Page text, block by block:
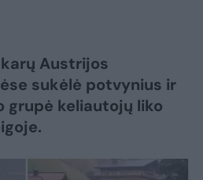
Austrijos
sukėlė potvynius ir
grupė keliautojų liko